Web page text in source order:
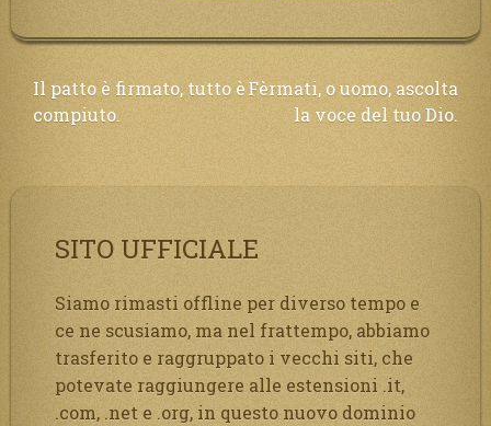
Navigazione
articoli
Il patto è firmato, tutto è
compiuto.
Fèrmati, o uomo, ascolta
la voce del tuo Dio.
SITO UFFICIALE
Siamo rimasti offline per diverso tempo e
ce ne scusiamo, ma nel frattempo, abbiamo
trasferito e raggruppato i vecchi siti, che
potevate raggiungere alle estensioni .it,
.com, .net e .org, in questo nuovo dominio